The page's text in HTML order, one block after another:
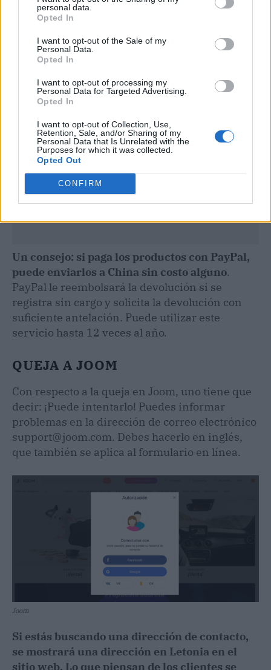
personal data.
Opted In
I want to opt-out of the Sale of my
Personal Data.
Opted In
I want to opt-out of processing my
Personal Data for Targeted Advertising.
Opted In
I want to opt-out of Collection, Use,
Retention, Sale, and/or Sharing of my
Personal Data that Is Unrelated with the
Purposes for which it was collected.
Opted Out
CONFIRM
Un consejo: si paga los productos con PayPal,
puede enviarlos a China sin costo alguno.
PayPal le reembolsará la devolución si se
registra sin cargo y solicita la devolución con
suficiente antelación. Puede utilizar este
servicio hasta 12 veces al año.
QUEJA A JOOM
Con respecto a la queja en Joom, uno tiene que
decir: ¡Puede intentarlo! Puedes informar
problemas en la dirección de correo electrónico
support@joom.com. Debes hacerlo en inglés,
que también se aplica al formulario en línea.
Joom
Si estás buscando una dirección de contacto,
se mostrará una dirección en Letonia en el
sitio web. Lo que piensan de los clientes se